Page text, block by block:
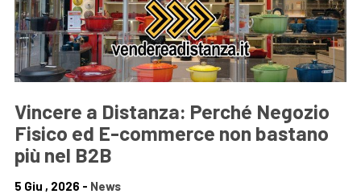
Vincere a Distanza: Perché Negozio
Fisico ed E-commerce non bastano
più nel B2B
5 Giu , 2026 - News